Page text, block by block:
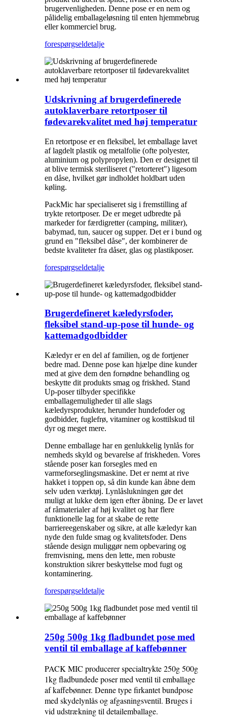
brugervenligheden. Denne pose er en nem og
pålidelig emballageløsning til enten hjemmebrug
eller kommerciel brug.
forespørgseldetalje
Udskrivning af brugerdefinerede
autoklaverbare retortposer til
fødevarekvalitet med høj temperatur
En retortpose er en fleksibel, let emballage lavet
af lagdelt plastik og metalfolie (ofte polyester,
aluminium og polypropylen). Den er designet til
at blive termisk steriliseret ("retorteret") ligesom
en dåse, hvilket gør indholdet holdbart uden
køling.
PackMic har specialiseret sig i fremstilling af
trykte retortposer. De er meget udbredte på
markeder for færdigretter (camping, militær),
babymad, tun, saucer og supper. Det er i bund og
grund en "fleksibel dåse", der kombinerer de
bedste kvaliteter fra dåser, glas og plastikposer.
forespørgseldetalje
Brugerdefineret kæledyrsfoder,
fleksibel stand-up-pose til hunde- og
kattemadgodbidder
Kæledyr er en del af familien, og de fortjener
bedre mad. Denne pose kan hjælpe dine kunder
med at give dem den fornødne behandling og
beskytte dit produkts smag og friskhed. Stand
Up-poser tilbyder specifikke
emballagemuligheder til alle slags
kæledyrsprodukter, herunder hundefoder og
godbidder, fuglefrø, vitaminer og kosttilskud til
dyr og meget mere.
Denne emballage har en genlukkelig lynlås for
nemheds skyld og bevarelse af friskheden. Vores
stående poser kan forsegles med en
varmeforseglingsmaskine. Det er nemt at rive
hakket i toppen op, så din kunde kan åbne dem
selv uden værktøj. Lynlåslukningen gør det
muligt at lukke dem igen efter åbning. De er lavet
af råmaterialer af høj kvalitet og har flere
funktionelle lag for at skabe de rette
barriereegenskaber og sikre, at alle kæledyr kan
nyde den fulde smag og kvalitetsfoder. Dens
stående design muliggør nem opbevaring og
fremvisning, mens den lette, men robuste
konstruktion sikrer beskyttelse mod fugt og
kontaminering.
forespørgseldetalje
250g 500g 1kg fladbundet pose med
ventil til emballage af kaffebønner
PACK MIC producerer specialtrykte 250g 500g
1kg fladbundede poser med ventil til emballage
af kaffebønner. Denne type firkantet bundpose
med skydelynlås og afgasningsventil. Bruges i
vid udstrækning til detailemballage.